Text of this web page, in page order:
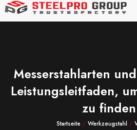
Messerstahlarten
Leistungsleitfaden,
zu finden
Startseite / Werkzeugstahl /